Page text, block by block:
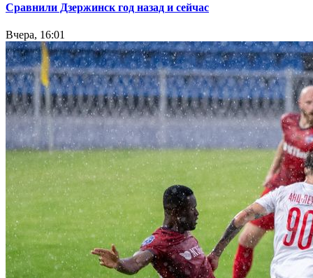
Сравнили Дзержинск год назад и сейчас
Вчера, 16:01